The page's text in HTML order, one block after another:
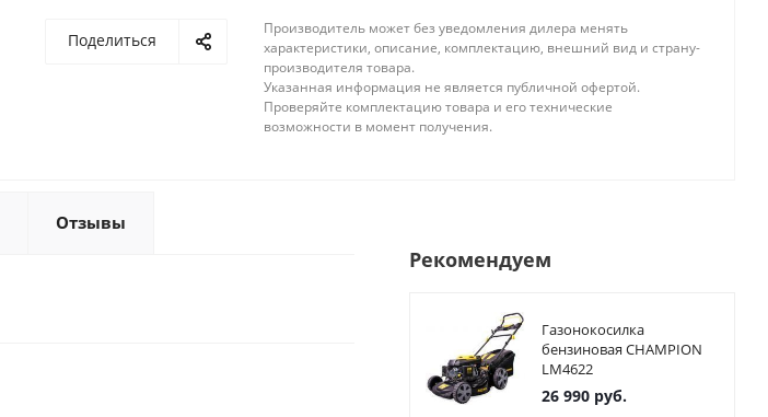
Поделиться
Производитель может без уведомления дилера менять
характеристики, описание, комплектацию, внешний вид и страну-
производителя товара.
Указанная информация не является публичной офертой.
Проверяйте комплектацию товара и его технические
возможности в момент получения.
Отзывы
Рекомендуем
Газонокосилка
бензиновая CHAMPION
LM4622
26 990руб.